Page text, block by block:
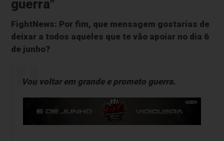
guerra"
FightNews: Por fim, que mensagem gostarias de
deixar a todos aqueles que te vão apoiar no dia 6
de junho?
Vou voltar em grande e prometo guerra.